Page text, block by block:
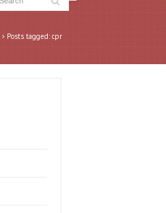
Posts tagged: cpr